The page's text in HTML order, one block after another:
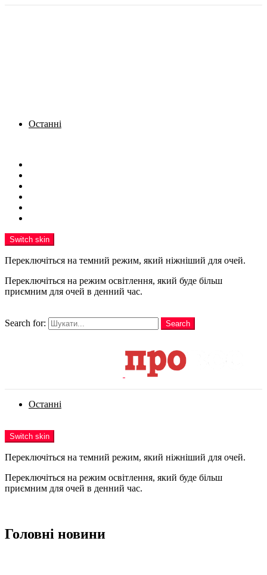
Останні
Switch skin
Переключіться на темний режим, який ніжніший для очей.
Переключіться на режим освітлення, який буде більш
приємним для очей в денний час.
Search for:
Search
Останні
Switch skin
Переключіться на темний режим, який ніжніший для очей.
Переключіться на режим освітлення, який буде більш
приємним для очей в денний час.
Головні новини